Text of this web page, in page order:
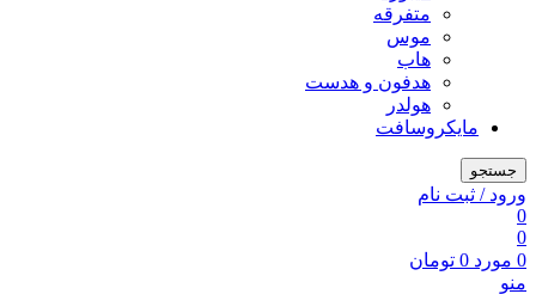
متفرقه
موس
هاب
هدفون و هدست
هولدر
مایکروسافت
جستجو
ورود / ثبت نام
0
0
0 مورد 0 تومان
منو